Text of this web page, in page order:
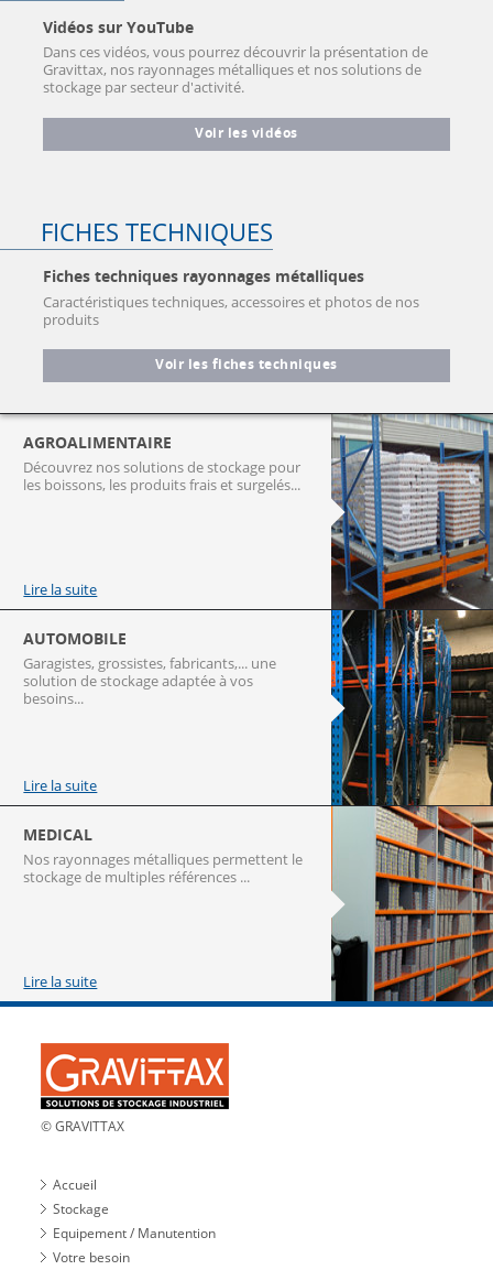
Vidéos sur YouTube
Dans ces vidéos, vous pourrez découvrir la présentation de
Gravittax, nos rayonnages métalliques et nos solutions de
stockage par secteur d'activité.
Voir les vidéos
FICHES TECHNIQUES
Fiches techniques rayonnages métalliques
Caractéristiques techniques, accessoires et photos de nos
produits
Voir les fiches techniques
AGROALIMENTAIRE
Découvrez nos solutions de stockage pour
les boissons, les produits frais et surgelés...
Lire la suite
AUTOMOBILE
Garagistes, grossistes, fabricants,... une
solution de stockage adaptée à vos
besoins...
Lire la suite
MEDICAL
Nos rayonnages métalliques permettent le
stockage de multiples références ...
Lire la suite
© GRAVITTAX
Accueil
Stockage
Equipement / Manutention
Votre besoin